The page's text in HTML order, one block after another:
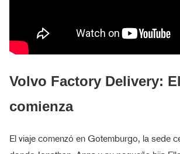
Volvo Factory Delivery:
comienza
El viaje comenzó en Gotemburgo, la sede